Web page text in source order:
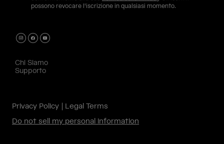
possono revocare l'iscrizione in qualsiasi momento.
Chi Siamo
Supporto
Privacy Policy
Legal Terms
Do not sell my personal information